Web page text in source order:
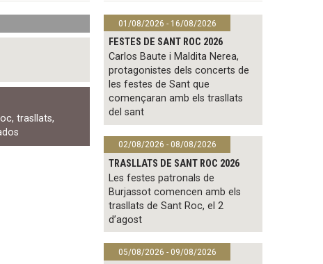
,trasllats,
01/08/2026 - 16/08/2026
FESTES DE SANT ROC 2026
Carlos Baute i Maldita Nerea,
protagonistes dels concerts de
les festes de Sant que
començaran amb els trasllats
del sant
02/08/2026 - 08/08/2026
TRASLLATS DE SANT ROC 2026
Les festes patronals de
Burjassot comencen amb els
trasllats de Sant Roc, el 2
d’agost
05/08/2026 - 09/08/2026